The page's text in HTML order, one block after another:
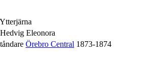
Eleonora
Örebro Central 1873-1874